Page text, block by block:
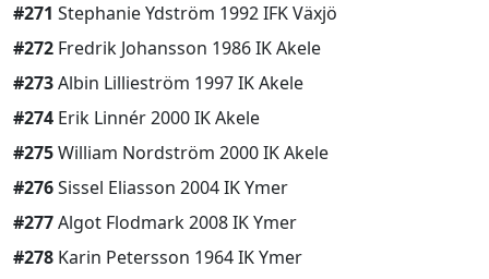
#271 Stephanie Ydström 1992 IFK Växjö
#272 Fredrik Johansson 1986 IK Akele
#273Albin Lillieström 1997 IK Akele
#274 Erik Linnér 2000 IK Akele
#275William Nordström 2000 IK Akele
#276Sissel Eliasson 2004 IK Ymer
#277Algot Flodmark 2008 IK Ymer
#278 Karin Petersson 1964 IK Ymer